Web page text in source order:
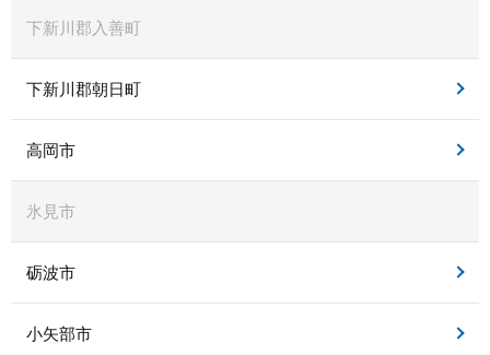
下新川郡入善町
下新川郡朝日町
高岡市
氷見市
砺波市
小矢部市